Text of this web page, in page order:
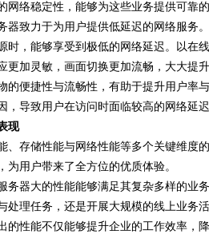
网络稳定性，能够为这些业务提供可靠
器致力于为用户提供低延迟的网络服务
时，能够享受到极低的网络延迟。以在
更加灵敏，画面切换更加流畅，大大提
的便捷性与流畅性，有助于提升用户率
，导致用户在访问时面临较高的网络延
现
、存储性能与网络性能等多个关键维度
为用户带来了全方位的优质体验。
务器大的性能能够满足其复杂多样的业
处理任务，还是开展大规模的线上业务
的性能不仅能够提升企业的工作效率，